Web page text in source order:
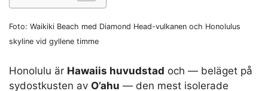
Foto: Waikiki Beach med Diamond Head-vulkanen och Honolulus
skyline vid gyllene timme
Honolulu är Hawaiis huvudstad och — beläget på
sydostkusten av O’ahu — den mest isolerade